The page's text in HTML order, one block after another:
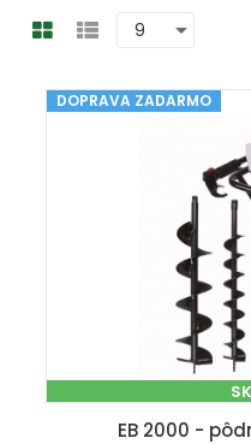
DOPRAVA ZADARMO
EB 2000 -